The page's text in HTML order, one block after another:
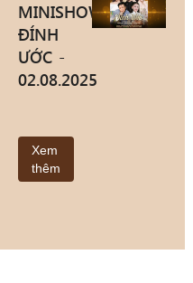
MINISHOW
ĐÍNH
ƯỚC -
02.08.2025
Xem
thêm